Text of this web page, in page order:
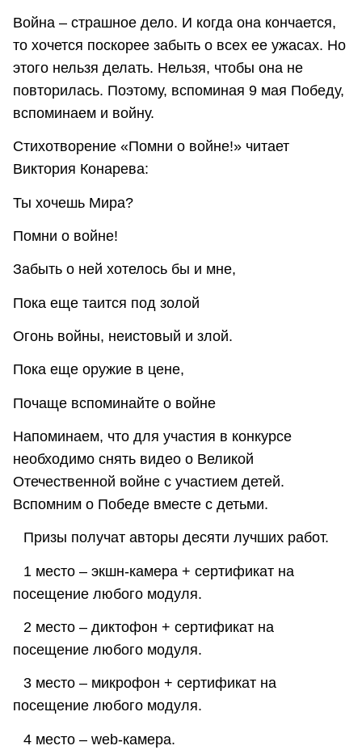
Война – страшное дело. И когда она кончается,
то хочется поскорее забыть о всех ее ужасах. Но
этого нельзя делать. Нельзя, чтобы она не
повторилась. Поэтому, вспоминая 9 мая Победу,
вспоминаем и войну.
Стихотворение «Помни о войне!» читает
Виктория Конарева:
Ты хочешь Мира?
Помни о войне!
Забыть о ней хотелось бы и мне,
Пока еще таится под золой
Огонь войны, неистовый и злой.
Пока еще оружие в цене,
Почаще вспоминайте о войне
Напоминаем, что для участия в конкурсе
необходимо снять видео о Великой
Отечественной войне с участием детей.
Вспомним о Победе вместе с детьми.
⠀Призы получат авторы десяти лучших работ.
⠀1 место – экшн-камера + сертификат на
посещение любого модуля.
⠀2 место – диктофон + сертификат на
посещение любого модуля.
⠀3 место – микрофон + сертификат на
посещение любого модуля.
⠀4 место – web-камера.